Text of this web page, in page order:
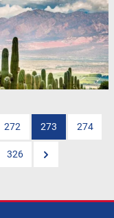
272 273 274
326